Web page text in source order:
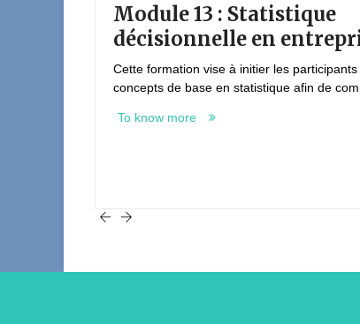
Module 13 : Statistique
décisionnelle en entreprise
Cette formation vise à initier les participants aux
concepts de base en statistique afin de comprend...